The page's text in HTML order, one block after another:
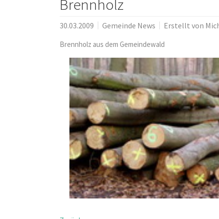
Brennholz
30.03.2009 Gemeinde News Erstellt von
Brennholz aus dem Gemeindewald